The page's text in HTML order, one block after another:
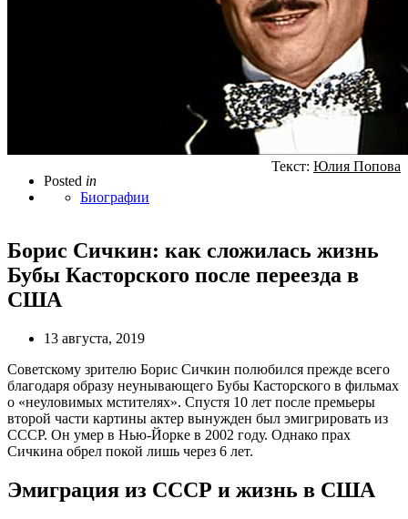
Posted in
Биографии
Текст: Юлия Попова
Борис Сичкин: как сложилась жизнь
Бубы Касторского после переезда в
США
13 августа, 2019
Советскому зрителю Борис Сичкин полюбился прежде всего
благодаря образу неунывающего Бубы Касторского в фильмах
о «неуловимых мстителях». Спустя 10 лет после премьеры
второй части картины актер вынужден был эмигрировать из
СССР. Он умер в Нью-Йорке в 2002 году. Однако прах
Сичкина обрел покой лишь через 6 лет.
Эмиграция из СССР и жизнь в США